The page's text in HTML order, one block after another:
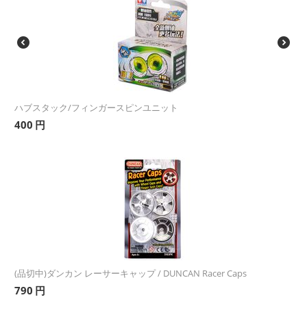
ハブスタック/フィンガースピンユニット
400 円
(品切中)ダンカン レーサーキャップ / DUNCAN Racer Caps
790 円